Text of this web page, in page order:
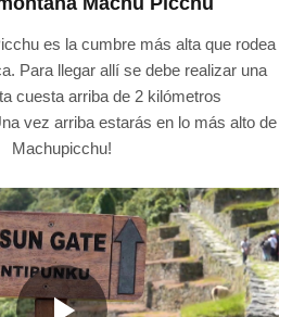
es la cumbre más alta que rodea
Para llegar allí se debe realizar una
cuesta arriba de 2 kilómetros
vez arriba estarás en lo más alto de
Machupicchu!